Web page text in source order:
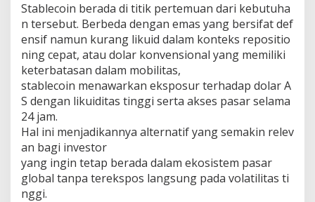
Stablecoin berada di titik pertemuan dari kebutuha
n tersebut. Berbeda dengan emas yang bersifat def
ensif namun kurang likuid dalam konteks repositio
ning cepat, atau dolar konvensional yang memiliki
keterbatasan dalam mobilitas,
stablecoin menawarkan eksposur terhadap dolar A
S dengan likuiditas tinggi serta akses pasar selama
24 jam.
Hal ini menjadikannya alternatif yang semakin relev
an bagi investor
yang ingin tetap berada dalam ekosistem pasar
global tanpa terekspos langsung pada volatilitas ti
nggi.